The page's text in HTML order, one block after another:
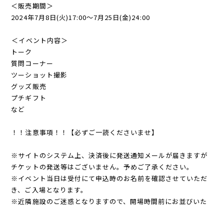
＜販売期間＞
2024年7月8日(火)17:00〜7月25日(金)24:00
⁡＜イベント内容＞
トーク
質問コーナー
ツーショット撮影
グッズ販売
プチギフト
など
！！注意事項！！【必ずご一読くださいませ】
※サイトのシステム上、決済後に発送通知メールが届きますが
チケットの発送等はございません。予めご了承ください。
※イベント当日は受付にて申込時のお名前を確認させていただ
き、ご入場となります。
※近隣施設のご迷惑となりますので、開場時間前にお並びいた